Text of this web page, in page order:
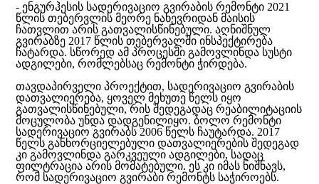
- ენგურჰესის სადერივაციო გვირაბის რემონტი 2021
წლის თებერვლის მეორე ნახევრიდან მაისის
ჩათვლით არის გათვალისწინებული. აღნიშნულ
გვირაბზე 2017 წლის თებერვალში ინსპექტირება
ჩატარდა. სწორედ ამ პროცესში გამოვლინდა სუსტი
ადგილები, რომლებსაც რემონტი ჭირდება.
თავდაპირველი პროექტით, სადერივაციო გვირაბის
დათვალიერება, ყოველ მეხუთე წელს იყო
გათვალისწინებული, რის შედეგადაც რეაბილიტაციის
მოცულობა უნდა დადგენილიყო. ბოლო რემონტი
სადერივაციო გვირაბს 2006 წელს ჩაუტარდა. 2017
წელს განხორციელებული დათვალიერების შედეგად
კი გამოვლინდა გარკვეული ადგილები, სადაც
ფილტრაცია არის მომატებული. ეს კი იმას ნიშნავს,
რომ სადერივაციო გვირაბი რემონტს საჭიროებს.